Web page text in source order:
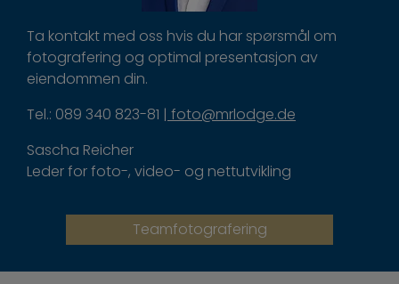
Ta kontakt med oss hvis du har spørsmål om
fotografering og optimal presentasjon av
eiendommen din.
Tel.: 089 340 823-81 | foto@mrlodge.de
Sascha Reicher
Leder for foto-, video- og nettutvikling
Teamfotografering